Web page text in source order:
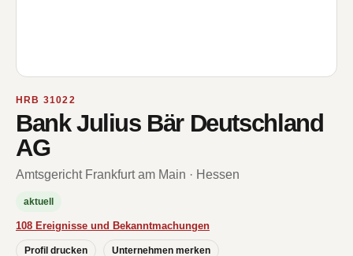
HRB 31022
Bank Julius Bär Deutschland
AG
Amtsgericht Frankfurt am Main · Hessen
aktuell
108 Ereignisse und Bekanntmachungen
Profil drucken Unternehmen merken